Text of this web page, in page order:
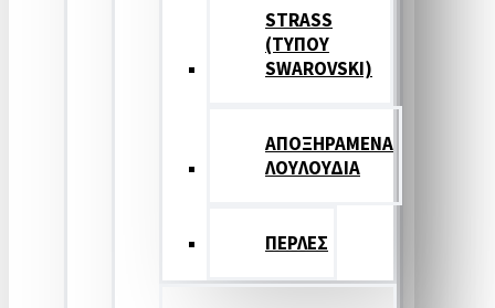
STRASS
(ΤΥΠΟΥ
SWAROVSKI)
ΑΠΟΞΗΡΑΜΕΝΑ
ΛΟΥΛΟΥΔΙΑ
ΠΕΡΛΕΣ